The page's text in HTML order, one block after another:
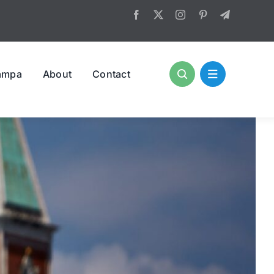
About Contact